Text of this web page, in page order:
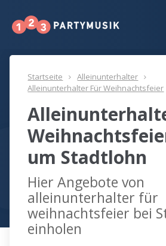
Startseite
Alleinunterhalter
Alleinunterhalter Für Weihnachtsfeier
um Stadtlohn
Hier Angebote von
alleinunterhalter für
weihnachtsfeier bei
einholen